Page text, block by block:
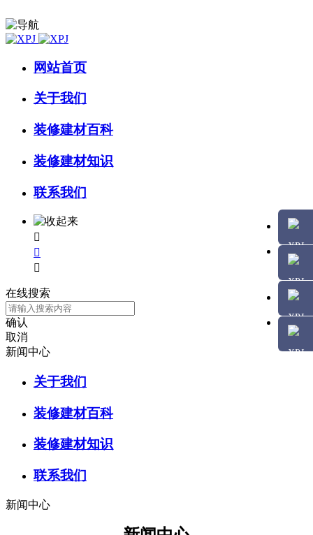
网站首页
关于我们
装修建材百科
装修建材知识
联系我们



在线搜索
确认
取消
新闻中心
关于我们
装修建材百科
装修建材知识
联系我们
新闻中心